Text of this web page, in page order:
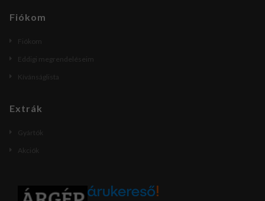
Fiókom
Fiókom
Eddigi megrendeléseim
Kívánságlista
Extrák
Gyártók
Akciók